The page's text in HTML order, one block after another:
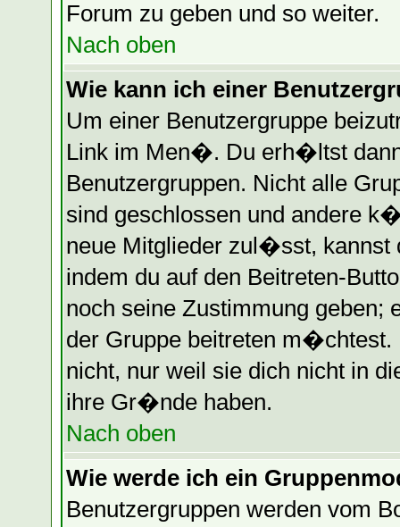
Forum zu geben und so weiter.
Nach oben
Wie kann ich einer
Um einer Benutzergruppe
Link im Men�. Du erh�ltst
Benutzergruppen. Nicht alle
sind geschlossen und andere
neue Mitglieder zul�sst, kannst
indem du auf den Beitreten-
noch seine Zustimmung
der Gruppe beitreten m�chtest.
nicht, nur weil sie dich nicht in
ihre Gr�nde haben.
Nach oben
Wie werde ich ein
Benutzergruppen werden vom